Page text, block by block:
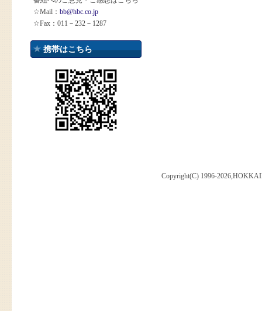
☆Mail： bb@hbc.co.jp
☆Fax：011－232－1287
携帯はこちら
Copyright(C) 1996-